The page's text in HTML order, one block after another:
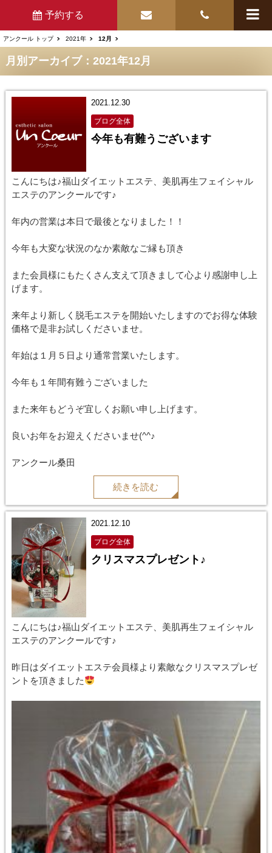
予約する
アンクール トップ 2021年 12月
月別アーカイブ：2021年12月
2021.12.30
ブログ全体
今年も有難うございます
こんにちは♪福山ダイエットエステ、美肌再生フェイシャル
エステのアンクールです♪
年内の営業は本日で最後となりました！！
今年も大変な状況のなか素敵なご縁も頂き
また会員様にもたくさん支えて頂きまして心より感謝申し上
げます。
来年より新しく脱毛エステを開始いたしますのでお得な体験
価格で是非お試しくださいませ。
年始は１月５日より通常営業いたします。
今年も１年間有難うございました
また来年もどうぞ宜しくお願い申し上げます。
良いお年をお迎えくださいませ(^^♪
アンクール桑田
続きを読む
2021.12.10
ブログ全体
クリスマスプレゼント♪
こんにちは♪福山ダイエットエステ、美肌再生フェイシャル
エステのアンクールです♪
昨日はダイエットエステ会員様より素敵なクリスマスプレゼ
ントを頂きました